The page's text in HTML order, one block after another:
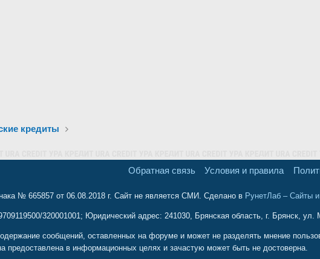
почта
кредиты
Обратная связь Условия и правила
№ 665857 от 06.08.2018 г. Сайт не является СМИ. Сделано в РунетЛаб – Сайты и
320001001; Юридический адрес: 241030, Брянская область, г. Брянск,
сообщений, оставленных на форуме и может не разделять мнение
в информационных целях и зачастую может быть не достоверна.